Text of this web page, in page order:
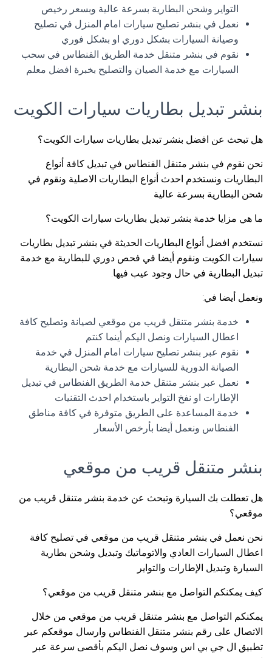
التواير وشحن البطارية بسرعة عالية وبسعر رخيص
نعمل في بنشر تصليح سيارات امام المنزل في تصليح
وصيانة السيارات بشكل دوري او بشكل فوري
نقوم في بنشر متنقل خدمة الطريق الفنطاس في سحب
السيارات مع خدمة الصيان والتصليح بخبرة افضل معلم
بنشر تبديل بطاريات سيارات الكويت
هل تبحث عن افضل بنشر تبديل بطاريات سيارات الكويت؟
نحن نقوم في بنشر متنقل الفنطاس في تبديل كافة أنواع
البطاريات ونستخدم احدث أنواع البطاريات الاصلية ونقوم في
شحن البطارية بسرعة عالية
ما هي مزايا خدمة بنشر تبديل بطاريات سيارات الكويت؟
نستخدم افضل أنواع البطاريات الحديثة في بنشر تبديل بطاريات
سيارات الكويت ونقوم أيضا في فحص دوري للبطارية مع خدمة
تبديل البطارية في حال وجود عيب فيها.
ونعمل أيضا في:
خدمة بنشر متنقل قريب من موقعي لصيانة وتصليح كافة
اعطال السيارات ونصل اليكم أينما كنتم
نقوم عبر بنشر تصليح سيارات امام المنزل في خدمة
الصيانة الدورية للسيارات مع خدمة شحن البطارية
نعمل عبر بنشر متنقل خدمة الطريق الفنطاس في تبديل
الإطارات او نفخ التواير باستخدام احدث التقنيات
خدمة المساعدة على الطريق متوفرة في كافة مناطق
الفنطاس ونعمل أيضا بأرخص الأسعار
بنشر متنقل قريب من موقعي
هل تعطلت بك السيارة وتبحث عن خدمة بنشر متنقل قريب من
موقعي؟
نحن نعمل في بنشر متنقل قريب من موقعي في تصليح كافة
اعطال السيارات العادي والاتوماتيك وتبديل وشحن بطارية
السيارة وتبديل الإطارات والتواير
كيف يمكنكم التواصل مع بنشر متنقل قريب من موقعي؟
يمكنكم التواصل مع بنشر متنقل قريب من موقعي من خلال
الاتصال على رقم بنشر متنقل الفنطاس وارسال موقعكم عبر
تطبيق ال جي بي اس وسوف نصل اليكم بأقصى سرعة عبر